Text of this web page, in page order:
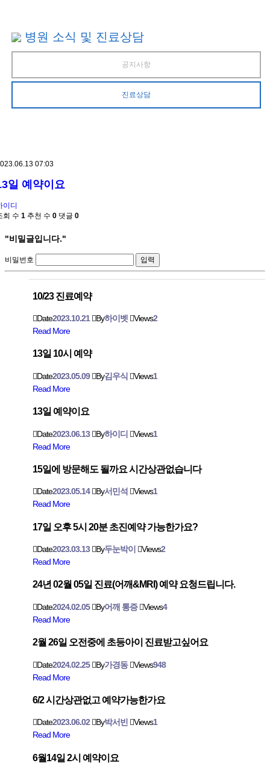
병원 소식 및 진료상담
공지사항
진료상담
07:03
일 예약이요
이디
회 수 1 추천 수 0 댓글 0
"비밀글입니다."
비밀번호
10/23 진료예약
Date2023.10.21 By하이벳 Views2
Read More
13일 10시 예약
Date2023.05.09 By김우식 Views1
Read More
13일 예약이요
Date2023.06.13 By하이디 Views1
Read More
15일에 방문해도 될까요 시간상관없습니다
Date2023.05.14 By서민석 Views1
Read More
17일 오후 5시 20분 초진예약 가능한가요?
Date2023.03.13 By두눈박이 Views2
Read More
24년 02월 05일 진료(어깨&MRI) 예약 요청드립니다.
Date2024.02.05 By어깨 통증 Views4
Read More
2월 26일 오전중에 초등아이 진료받고싶어요
Date2024.02.25 By가경동 Views948
Read More
6/2 시간상관없고 예약가능한가요
Date2023.06.02 By박서빈 Views1
Read More
6월14일 2시 예약이요